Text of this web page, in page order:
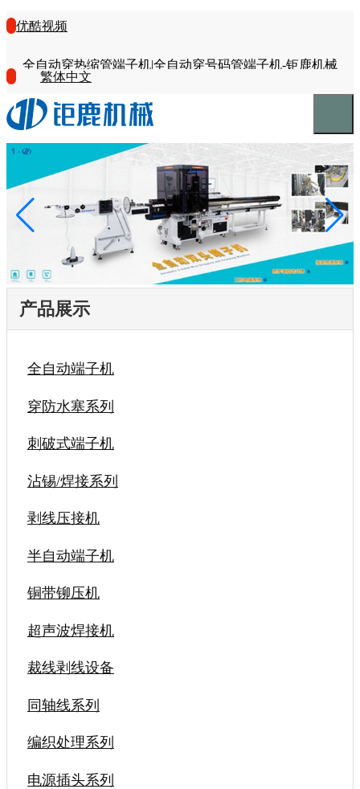
优酷视频
全自动穿热缩管端子机|全自动穿号码管端子机-钜鹿机械
繁体中文
产品展示
全自动端子机
穿防水塞系列
刺破式端子机
沾锡/焊接系列
剥线压接机
半自动端子机
铜带铆压机
超声波焊接机
裁线剥线设备
同轴线系列
编织处理系列
电源插头系列